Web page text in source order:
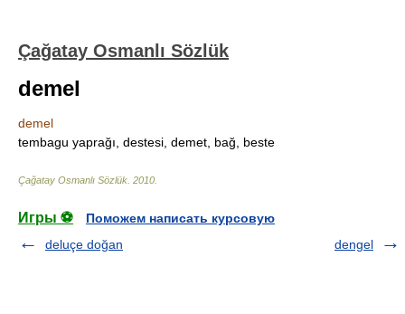
Çağatay Osmanlı Sözlük
demel
demel
tembagu yaprağı, destesi, demet, bağ, beste
Çağatay Osmanlı Sözlük 2010
Игры ⚽
Поможем написать курсовую
deluçe doğan
dengel